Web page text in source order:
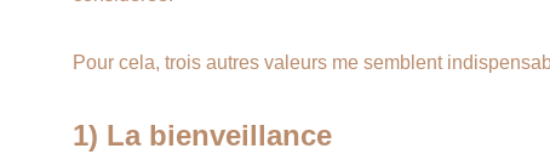
Pour cela, trois autres valeurs me semblent
1) La bienveillance